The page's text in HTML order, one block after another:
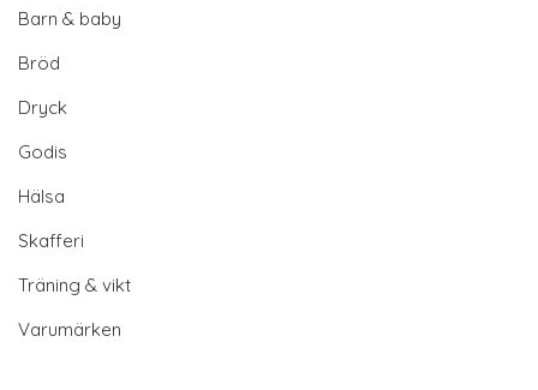
Barn & baby
Bröd
Dryck
Godis
Hälsa
Skafferi
Träning & vikt
Varumärken